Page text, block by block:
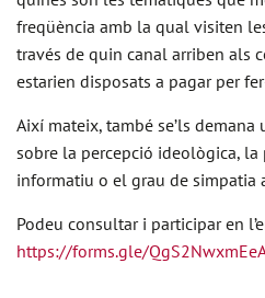
freqüència amb la qual visiten
través de quin canal arriben als
estarien disposats a pagar per
Així mateix, també se’ls demana
sobre la percepció ideològica,
informatiu o el grau de simpatia
Podeu consultar i participar en
https://forms.gle/